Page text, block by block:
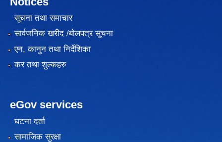
सूचना तथा समाचार
सार्वजनिक खरीद /बोलपत्र सूचना
एन, कानुन तथा निर्देशिका
कर तथा शुल्कहरु
eGov services
घटना दर्ता
सामाजिक सुरक्षा